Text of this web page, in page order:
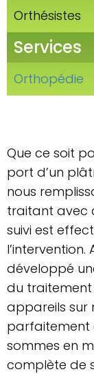
Orthésistes
Services
Orthopédie
Que ce soit
port d’un
nous
traitant avec
suivi est
développé
du traitement
appareils sur
parfaitement
sommes en
complète de